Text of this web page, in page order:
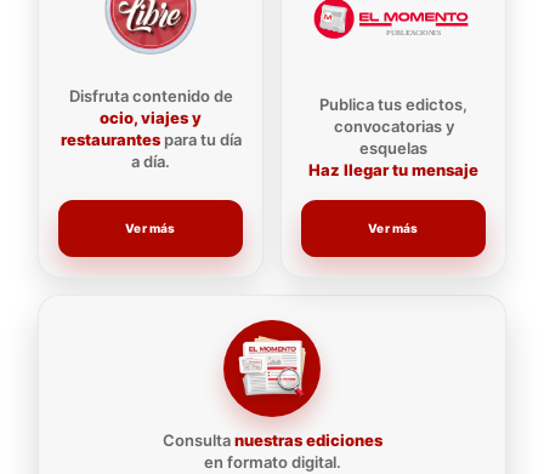
Disfruta contenido de
ocio, viajes y
restaurantespara tu día
a día.
Ver más
Consultanuestras ediciones
en formato digital.
Publica tus edictos,
convocatorias y
esquelas
Haz llegar tu mensaje
Ver más